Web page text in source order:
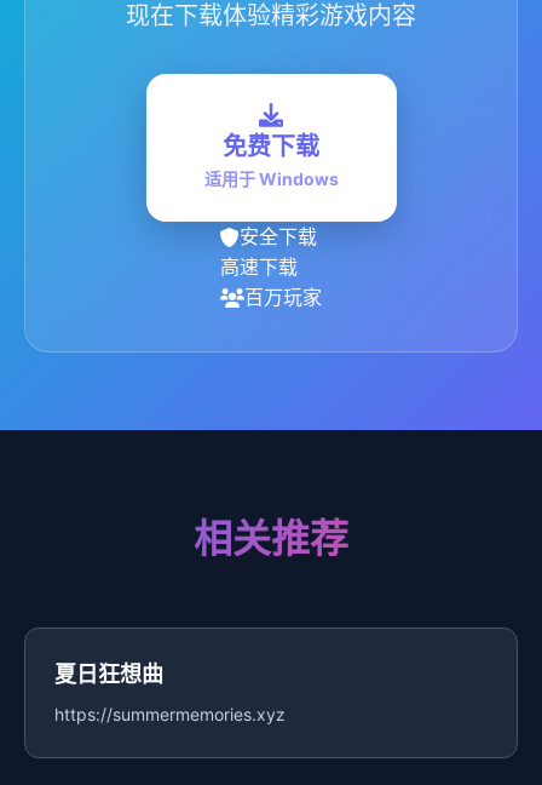
现在下载体验精彩游戏内容
免费下载
适用于 Windows
安全下载
高速下载
百万玩家
相关推荐
夏日狂想曲
https://summermemories.xyz